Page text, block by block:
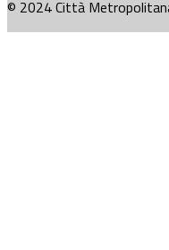
© 2024 Città